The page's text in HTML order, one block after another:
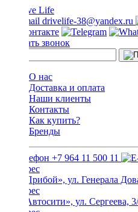
drivelife-38@yandex.ru
Заказать звонок
О нас
Доставка и оплата
Наши клиенты
Контакты
Как купить?
Бренды
+7 964 11 500 11
ТЦ «Прибой», ул. Генерала
ТЦ «Автосити», ул. Сергеева,